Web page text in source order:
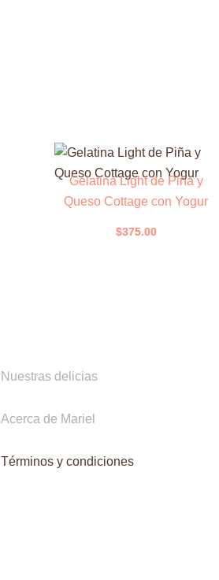
Gelatina Light de Piña y
Queso Cottage con Yogur
$375.00
Nuestras delicias
Acerca de Mariel
Términos y condiciones